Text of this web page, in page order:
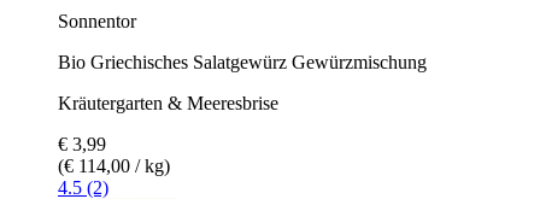
Sonnentor
Bio Griechisches Salatgewürz Gewürzmischung
Kräutergarten & Meeresbrise
€ 3,99
(€ 114,00 / kg)
4.5 (2)